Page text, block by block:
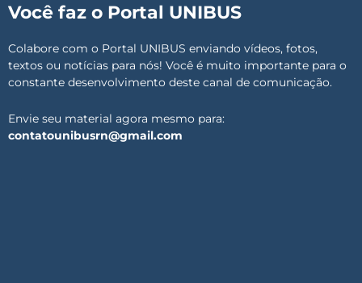
Você faz o Portal UNIBUS
Colabore com o Portal UNIBUS enviando vídeos, fotos,
textos ou notícias para nós! Você é muito importante para o
constante desenvolvimento deste canal de comunicação.
Envie seu material agora mesmo para:
contatounibusrn@gmail.com